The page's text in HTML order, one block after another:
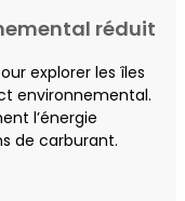
réduit
explorer les îles
environnemental.
l’énergie
de carburant.